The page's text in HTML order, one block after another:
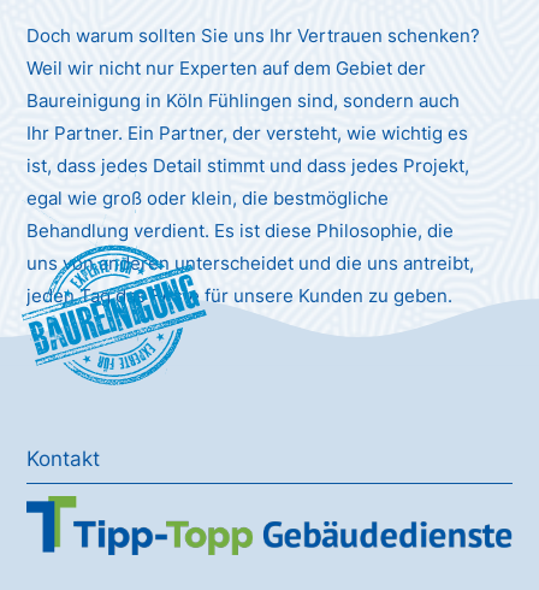
Doch warum sollten Sie uns Ihr Vertrauen schenken?
Weil wir nicht nur Experten auf dem Gebiet der
Baureinigung in Köln Fühlingen sind, sondern auch
Ihr Partner. Ein Partner, der versteht, wie wichtig es
ist, dass jedes Detail stimmt und dass jedes Projekt,
egal wie groß oder klein, die bestmögliche
Behandlung verdient. Es ist diese Philosophie, die
uns von anderen unterscheidet und die uns antreibt,
jeden Tag das Beste für unsere Kunden zu geben.
Baureinigung
Kontakt